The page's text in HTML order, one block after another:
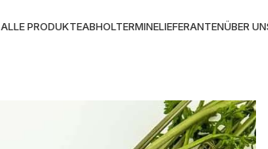
ALLE PRODUKTEABHOLTERMINELIEFERANTENÜBER